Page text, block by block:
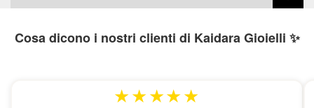
Cosa dicono i nostri clienti di Kaidara Gioielli ✨
★★★★★